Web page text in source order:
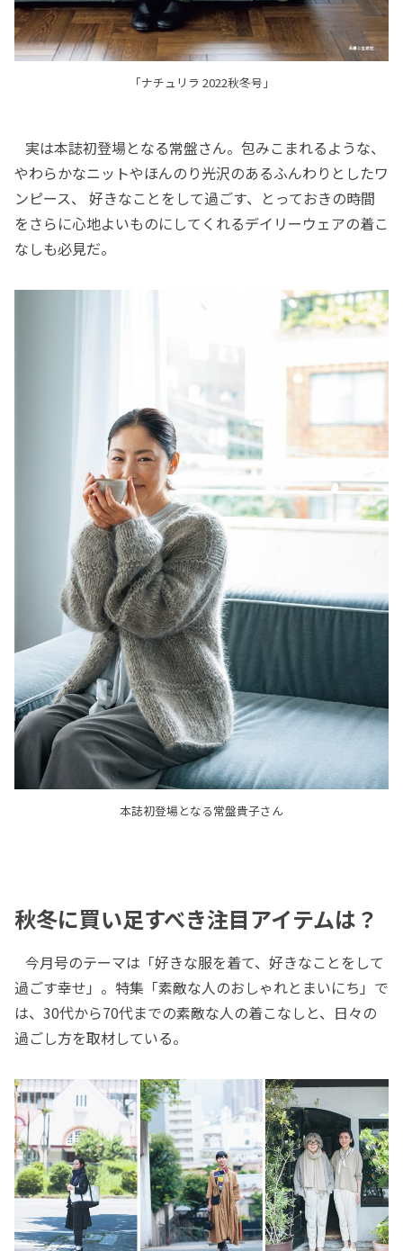
「ナチュリラ 2022秋冬号」
実は本誌初登場となる常盤さん。包みこまれるような、
やわらかなニットやほんのり光沢のあるふんわりとしたワ
ンピース、 好きなことをして過ごす、とっておきの時間
をさらに心地よいものにしてくれるデイリーウェアの着こ
なしも必見だ。
本誌初登場となる常盤貴子さん
秋冬に買い足すべき注目アイテムは？
今月号のテーマは「好きな服を着て、好きなことをして
過ごす幸せ」。特集「素敵な人のおしゃれとまいにち」で
は、30代から70代までの素敵な人の着こなしと、日々の
過ごし方を取材している。